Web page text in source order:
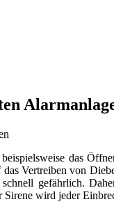
das
Vertreiben von
gefährlich.
wird jeder